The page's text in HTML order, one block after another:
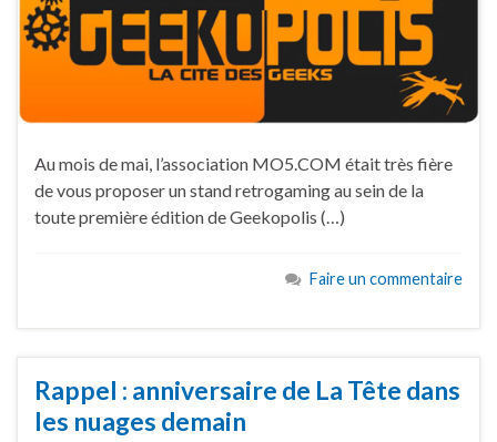
Au mois de mai, l’association MO5.COM était très fière
de vous proposer un stand retrogaming au sein de la
toute première édition de Geekopolis (…)
Faire un commentaire
Rappel : anniversaire de La Tête dans
les nuages demain